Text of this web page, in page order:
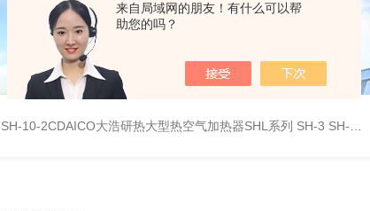
来自局域网的朋友！有什么可以帮
助您的吗？
SH-10-2CDAICO大浩研热大型热空气加热器SHL系列 SH-3 SH-4DAICO大浩研热水平热空气产生加热器SH系列